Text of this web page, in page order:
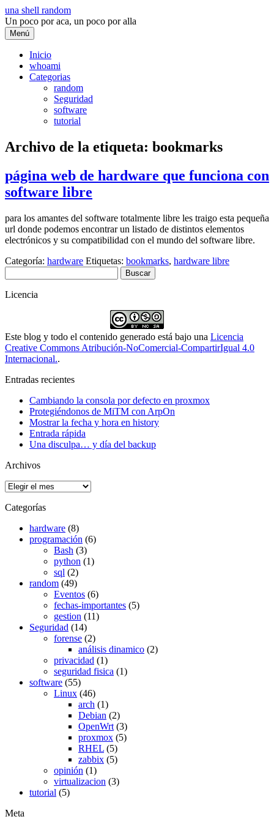
Saltar
al
contenido
una shell random
Un poco por aca, un poco por alla
Menú
Inicio
whoami
Categorias
random
Seguridad
software
tutorial
Archivo de la etiqueta: bookmarks
página web de hardware que funciona con
software libre
para los amantes del software totalmente libre les traigo esta pequeña
url donde podemos encontrar un listado de distintos elementos
electrónicos y su compatibilidad con el mundo del software libre.
Categoría: hardware Etiquetas: bookmarks, hardware libre
Licencia
Este blog y todo el contenido generado está bajo una Licencia
Creative Commons Atribución-NoComercial-CompartirIgual 4.0
Internacional..
Entradas recientes
Cambiando la consola por defecto en proxmox
Protegiéndonos de MiTM con ArpOn
Mostrar la fecha y hora en history
Entrada rápida
Una disculpa… y día del backup
Archivos
Archivos
Categorías
hardware (8)
programación (6)
Bash (3)
python (1)
sql (2)
random (49)
Eventos (6)
fechas-importantes (5)
gestion (11)
Seguridad (14)
forense (2)
análisis dinamico (2)
privacidad (1)
seguridad fisica (1)
software (55)
Linux (46)
arch (1)
Debian (2)
OpenWrt (3)
proxmox (5)
RHEL (5)
zabbix (5)
opinión (1)
virtualizacion (3)
tutorial (5)
Meta